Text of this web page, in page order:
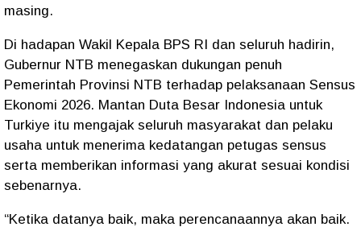
masing.
Di hadapan Wakil Kepala BPS RI dan seluruh hadirin,
Gubernur NTB menegaskan dukungan penuh
Pemerintah Provinsi NTB terhadap pelaksanaan Sensus
Ekonomi 2026. Mantan Duta Besar Indonesia untuk
Turkiye itu mengajak seluruh masyarakat dan pelaku
usaha untuk menerima kedatangan petugas sensus
serta memberikan informasi yang akurat sesuai kondisi
sebenarnya.
“Ketika datanya baik, maka perencanaannya akan baik.